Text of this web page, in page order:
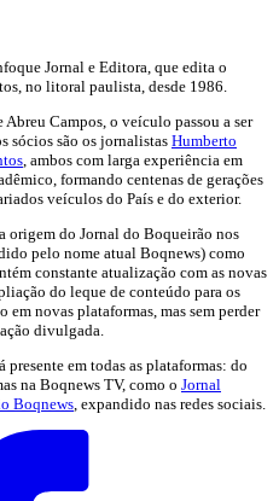
Jornal e Editora, que edita o
no litoral paulista, desde 1986.
Campos, o veículo passou a ser
sócios são os jornalistas Humberto
, ambos com larga experiência em
formando centenas de gerações
veículos do País e do exterior.
origem do Jornal do Boqueirão nos
pelo nome atual Boqnews) como
constante atualização com as novas
do leque de conteúdo para os
novas plataformas, mas sem perder
divulgada.
em todas as plataformas: do
na Boqnews TV, como o Jornal
Boqnews , expandido nas redes sociais.